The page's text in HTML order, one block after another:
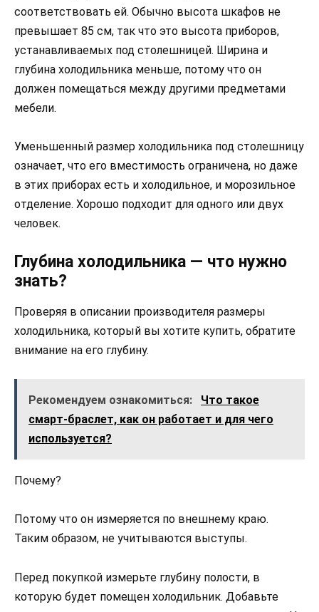
соответствовать ей. Обычно высота шкафов не
превышает 85 см, так что это высота приборов,
устанавливаемых под столешницей. Ширина и
глубина холодильника меньше, потому что он
должен помещаться между другими предметами
мебели.
Уменьшенный размер холодильника под столешницу
означает, что его вместимость ограничена, но даже
в этих приборах есть и холодильное, и морозильное
отделение. Хорошо подходит для одного или двух
человек.
Глубина холодильника — что нужно
знать?
Проверяя в описании производителя размеры
холодильника, который вы хотите купить, обратите
внимание на его глубину.
Рекомендуем ознакомиться:
Что такое
смарт-браслет, как он работает и для чего
используется?
Почему?
Потому что он измеряется по внешнему краю.
Таким образом, не учитываются выступы.
Перед покупкой измерьте глубину полости, в
которую будет помещен холодильник. Добавьте